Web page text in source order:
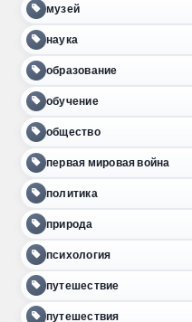
музей
наука
образование
обучение
общество
первая мировая война
политика
природа
психология
путешествие
путешествия